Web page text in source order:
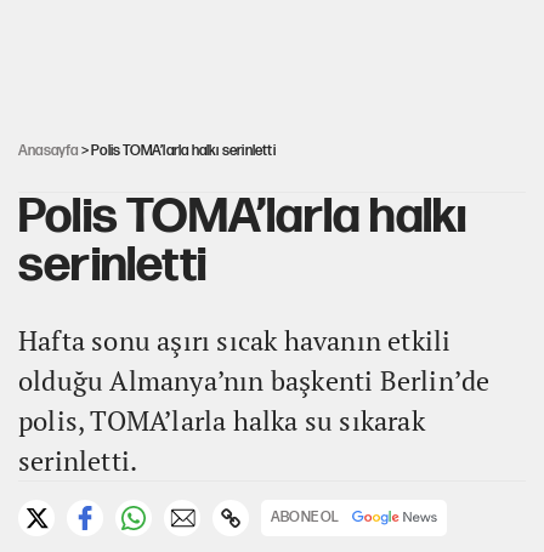
Anasayfa > Polis TOMA’larla halkı serinletti
Polis TOMA’larla halkı
serinletti
Hafta sonu aşırı sıcak havanın etkili
olduğu Almanya’nın başkenti Berlin’de
polis, TOMA’larla halka su sıkarak
serinletti.
ABONE OL